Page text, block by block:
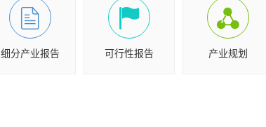
细分产业报告 可行性报告 产业规划